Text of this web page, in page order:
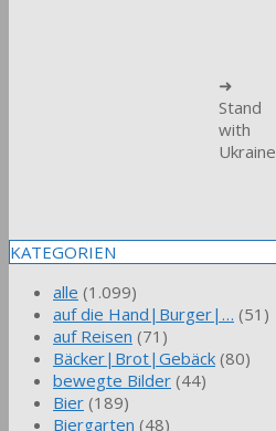
➜
Stand
with
Ukraine
KATEGORIEN
alle (1.099)
auf die Hand|Burger|… (51)
auf Reisen (71)
Bäcker|Brot|Gebäck (80)
bewegte Bilder (44)
Bier (189)
Biergarten (48)